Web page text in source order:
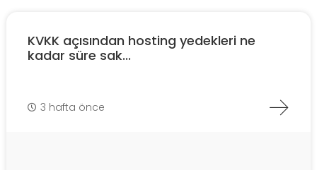
KVKK açısından hosting yedekleri ne
kadar süre sak...
3 hafta önce